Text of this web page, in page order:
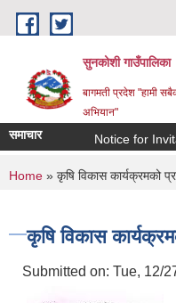
Skip to main content
सुनकोशी गाउँपालिका
बागमती प्रदेश "हामी
अभियान"
समाचार Notice for Invitation
You are here
Home » कृषि विकास कार्यक्रमको
कृषि विकास
Submitted on: Tue, 12/